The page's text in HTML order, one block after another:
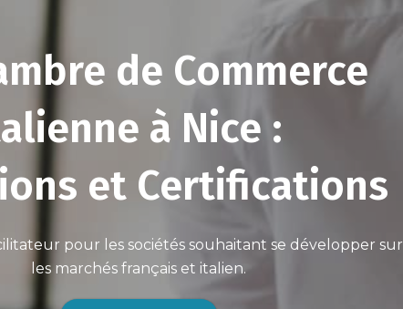
de Commerce
à Nice :
et Certifications
pour les sociétés souhaitant se développer sur
les marchés français et italien.